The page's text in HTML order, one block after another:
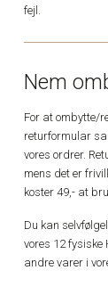
fejl.
Nem
For at ombytte/
returformular
vores ordrer.
mens det er
koster 49,- at
Du kan
vores 12 fysiske
andre varer i